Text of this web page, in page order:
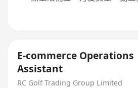
E-commerce Operations
Assistant
RC Golf Trading Group Limited